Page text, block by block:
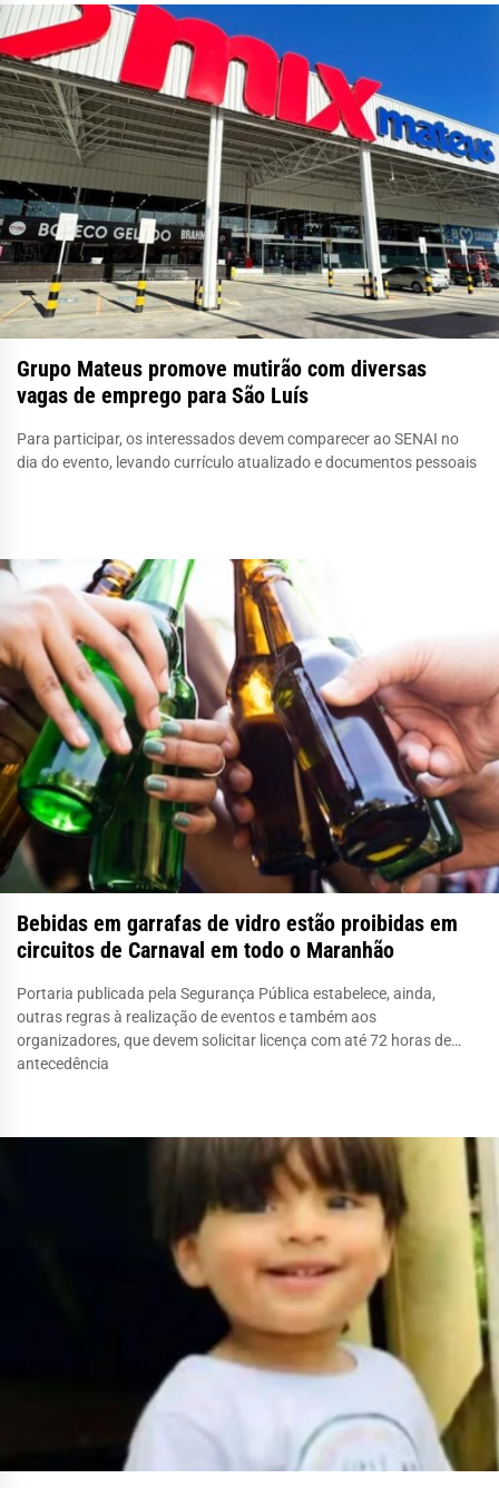
Grupo Mateus promove mutirão com diversas
vagas de emprego para São Luís
Para participar, os interessados devem comparecer ao SENAI no
dia do evento, levando currículo atualizado e documentos pessoais
Bebidas em garrafas de vidro estão proibidas em
circuitos de Carnaval em todo o Maranhão
Portaria publicada pela Segurança Pública estabelece, ainda,
outras regras à realização de eventos e também aos
organizadores, que devem solicitar licença com até 72 horas de
antecedência